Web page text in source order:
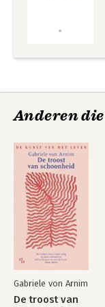
Anderen
Gabriele von Arnim
De troost van